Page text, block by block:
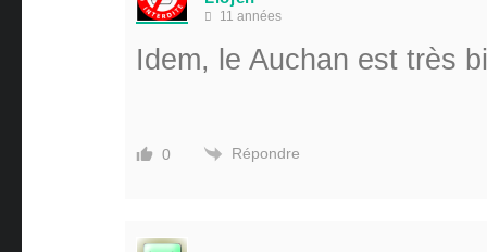
11 années
Idem, le Auchan est très
0 Répondre